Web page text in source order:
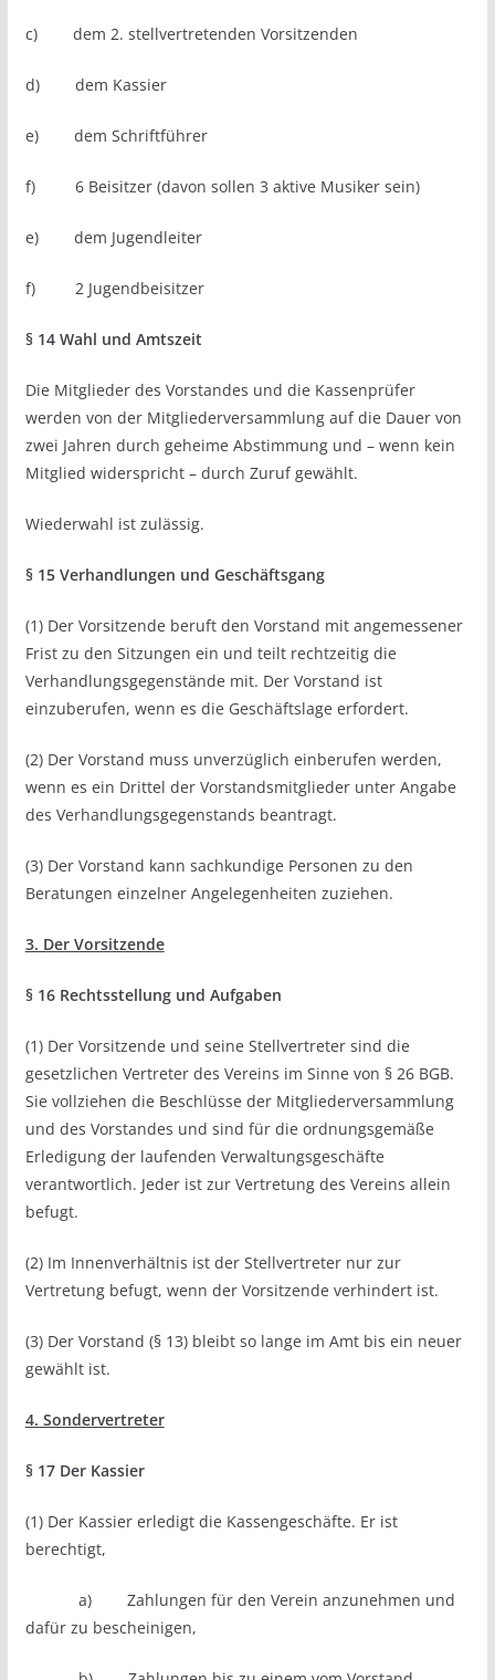
c) dem 2. stellvertretenden Vorsitzenden
d) dem Kassier
e) dem Schriftführer
f) 6 Beisitzer (davon sollen 3 aktive Musiker sein)
e) dem Jugendleiter
f) 2 Jugendbeisitzer
§ 14 Wahl und Amtszeit
Die Mitglieder des Vorstandes und die Kassenprüfer
werden von der Mitgliederversammlung auf die Dauer von
zwei Jahren durch geheime Abstimmung und – wenn kein
Mitglied widerspricht – durch Zuruf gewählt.
Wiederwahl ist zulässig.
§ 15 Verhandlungen und Geschäftsgang
(1) Der Vorsitzende beruft den Vorstand mit angemessener
Frist zu den Sitzungen ein und teilt rechtzeitig die
Verhandlungsgegenstände mit. Der Vorstand ist
einzuberufen, wenn es die Geschäftslage erfordert.
(2) Der Vorstand muss unverzüglich einberufen werden,
wenn es ein Drittel der Vorstandsmitglieder unter Angabe
des Verhandlungsgegenstands beantragt.
(3) Der Vorstand kann sachkundige Personen zu den
Beratungen einzelner Angelegenheiten zuziehen.
3. Der Vorsitzende
§ 16 Rechtsstellung und Aufgaben
(1) Der Vorsitzende und seine Stellvertreter sind die
gesetzlichen Vertreter des Vereins im Sinne von § 26 BGB.
Sie vollziehen die Beschlüsse der Mitgliederversammlung
und des Vorstandes und sind für die ordnungsgemäße
Erledigung der laufenden Verwaltungsgeschäfte
verantwortlich. Jeder ist zur Vertretung des Vereins allein
befugt.
(2) Im Innenverhältnis ist der Stellvertreter nur zur
Vertretung befugt, wenn der Vorsitzende verhindert ist.
(3) Der Vorstand (§ 13) bleibt so lange im Amt bis ein neuer
gewählt ist.
4. Sondervertreter
§ 17 Der Kassier
(1) Der Kassier erledigt die Kassengeschäfte. Er ist
berechtigt,
a) Zahlungen für den Verein anzunehmen und
dafür zu bescheinigen,